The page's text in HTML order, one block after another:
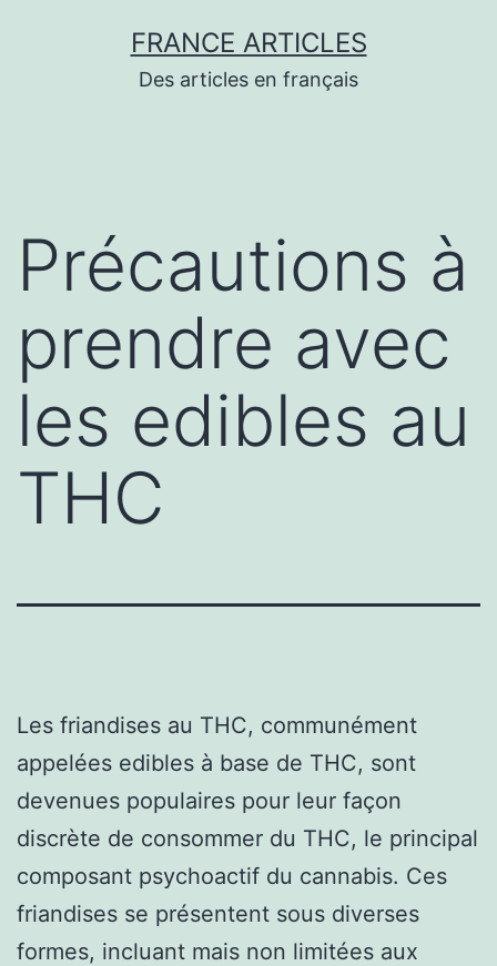
FRANCE ARTICLES
Des articles en français
Précautions à
prendre avec
les edibles au
THC
Les friandises au THC, communément
appelées edibles à base de THC, sont
devenues populaires pour leur façon
discrète de consommer du THC, le principal
composant psychoactif du cannabis. Ces
friandises se présentent sous diverses
formes, incluant mais non limitées aux